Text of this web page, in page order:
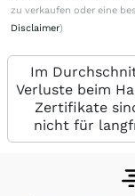
zu verkaufen oder eine
Disclaimer)
Im
Verluste beim
Zertifikate
nicht für